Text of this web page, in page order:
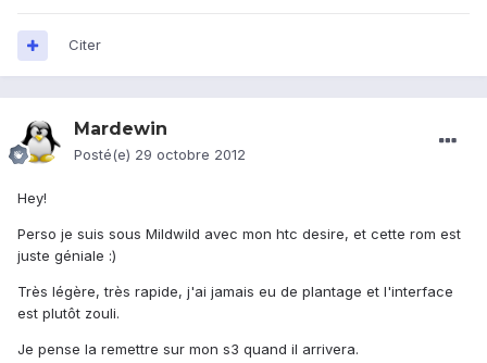
Citer
Mardewin
Posté(e) 29 octobre 2012
Hey!
Perso je suis sous Mildwild avec mon htc desire, et cette rom est
juste géniale :)
Très légère, très rapide, j'ai jamais eu de plantage et l'interface
est plutôt zouli.
Je pense la remettre sur mon s3 quand il arrivera.